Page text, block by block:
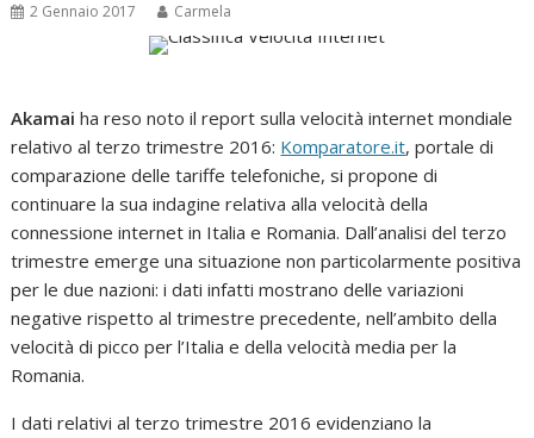
2 Gennaio 2017 Carmela
Akamai ha reso noto il report sulla velocità internet mondiale
relativo al terzo trimestre 2016: Komparatore.it, portale di
comparazione delle tariffe telefoniche, si propone di
continuare la sua indagine relativa alla velocità della
connessione internet in Italia e Romania. Dall’analisi del terzo
trimestre emerge una situazione non particolarmente positiva
per le due nazioni: i dati infatti mostrano delle variazioni
negative rispetto al trimestre precedente, nell’ambito della
velocità di picco per l’Italia e della velocità media per la
Romania.
I dati relativi al terzo trimestre 2016 evidenziano la